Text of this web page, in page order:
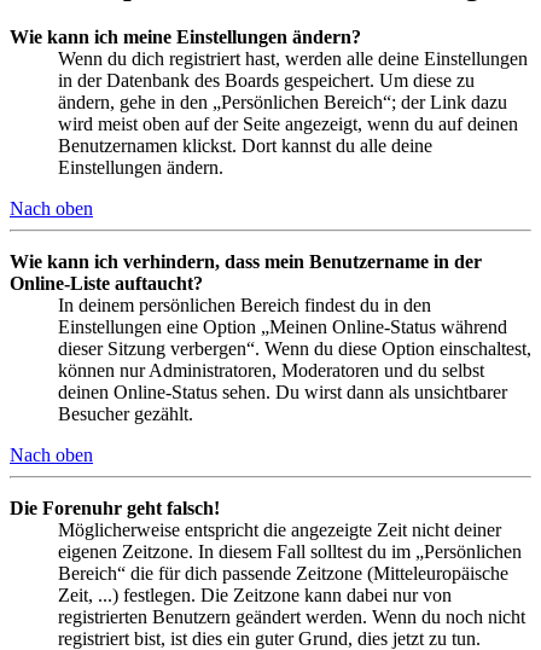
Wie kann ich meine Einstellungen ändern?
Wenn du dich registriert hast, werden alle deine Einstellungen
in der Datenbank des Boards gespeichert. Um diese zu
ändern, gehe in den „Persönlichen Bereich“; der Link dazu
wird meist oben auf der Seite angezeigt, wenn du auf deinen
Benutzernamen klickst. Dort kannst du alle deine
Einstellungen ändern.
Nach oben
Wie kann ich verhindern, dass mein Benutzername in der
Online-Liste auftaucht?
In deinem persönlichen Bereich findest du in den
Einstellungen eine Option „Meinen Online-Status während
dieser Sitzung verbergen“. Wenn du diese Option einschaltest,
können nur Administratoren, Moderatoren und du selbst
deinen Online-Status sehen. Du wirst dann als unsichtbarer
Besucher gezählt.
Nach oben
Die Forenuhr geht falsch!
Möglicherweise entspricht die angezeigte Zeit nicht deiner
eigenen Zeitzone. In diesem Fall solltest du im „Persönlichen
Bereich“ die für dich passende Zeitzone (Mitteleuropäische
Zeit, ...) festlegen. Die Zeitzone kann dabei nur von
registrierten Benutzern geändert werden. Wenn du noch nicht
registriert bist, ist dies ein guter Grund, dies jetzt zu tun.